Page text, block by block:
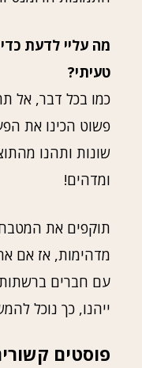
מה עליי לדעת
טעיתי?
כמו בכל דבר, אל
פשוט הכינו את
שונות ותהנו
ומדהים!
תוקפים את
מדהימות, אז אם
עם חברים
ייהנו, כך נוכל
פוסטים